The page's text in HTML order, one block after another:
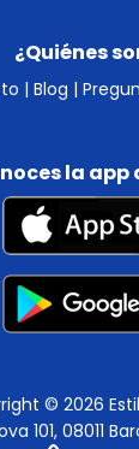
¿Quiénes
| Blog |
la app
© 2026
101, 08011